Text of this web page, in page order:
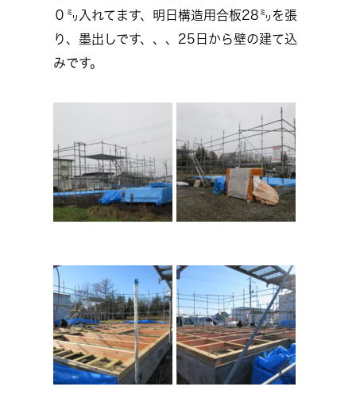
０㍉入れてます、明日構造用合板28㍉を張
り、墨出しです、、、25日から壁の建て込
みです。